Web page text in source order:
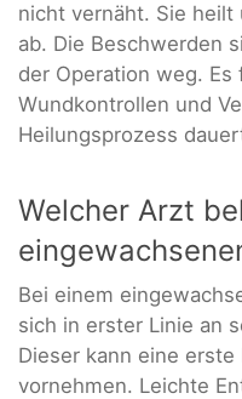
nicht vernäht. Sie heilt
ab. Die Beschwerden
der Operation weg. Es
Wundkontrollen und
Heilungsprozess
Welcher Arzt
Bei einem
sich in erster Linie an
Dieser kann eine
vornehmen. Leichte